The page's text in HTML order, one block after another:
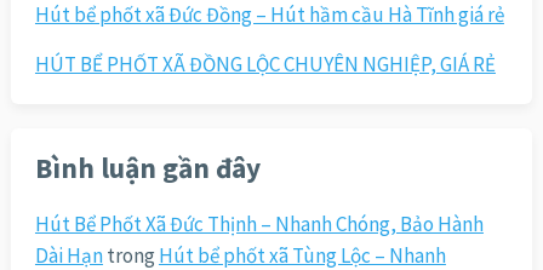
Hút bể phốt xã Đức Đồng – Hút hầm cầu Hà Tĩnh giá rẻ
HÚT BỂ PHỐT XÃ ĐỒNG LỘC CHUYÊN NGHIỆP, GIÁ RẺ
Bình luận gần đây
Hút Bể Phốt Xã Đức Thịnh – Nhanh Chóng, Bảo Hành
Dài Hạntrong Hút bể phốt xã Tùng Lộc – Nhanh